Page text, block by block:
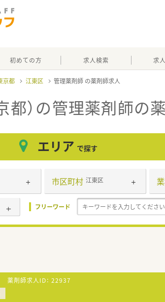
初めての方 求人検索 求
京都 江東区 管理薬剤師
都）の管理薬剤師の
エリア で探す
市区町村 江東区
フリーワード
薬剤師求人ID： 22937